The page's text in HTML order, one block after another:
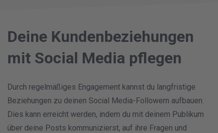
Deine Kundenbeziehungen
mit Social Media pflegen
Durch regelmäßiges Engagement kannst du langfristige
Beziehungen zu deinen Social Media-Followern aufbauen.
Dies kann erreicht werden, indem du mit deinem Publikum
über deine Posts kommunizierst, auf ihre Fragen und